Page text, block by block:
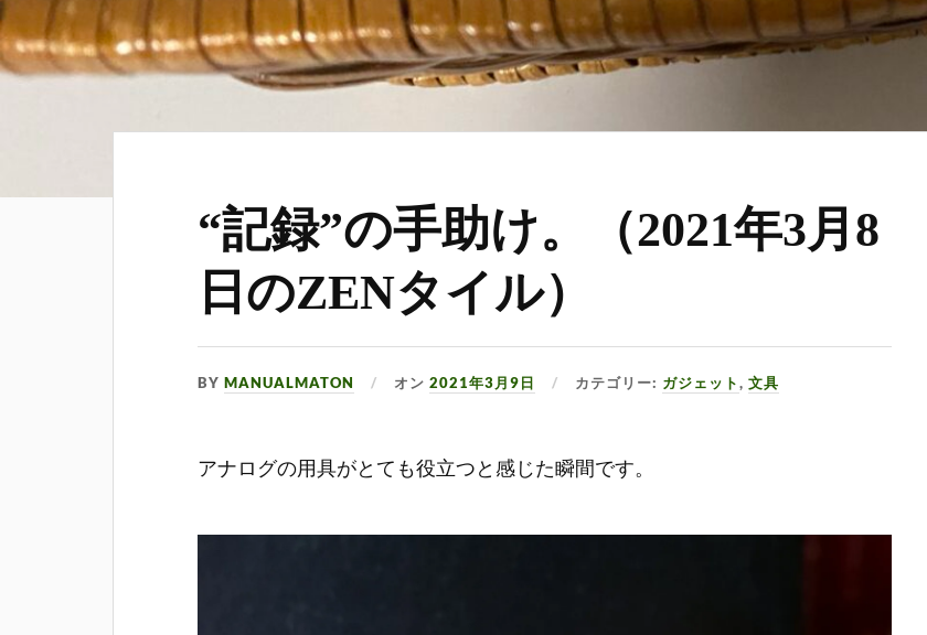
“記録”の手助け。（2021年3月8
日のZENタイル）
BYMANUALMATON オン2021年3月9日 カテゴリー: ガジェット,文具
アナログの用具がとても役立つと感じた瞬間です。